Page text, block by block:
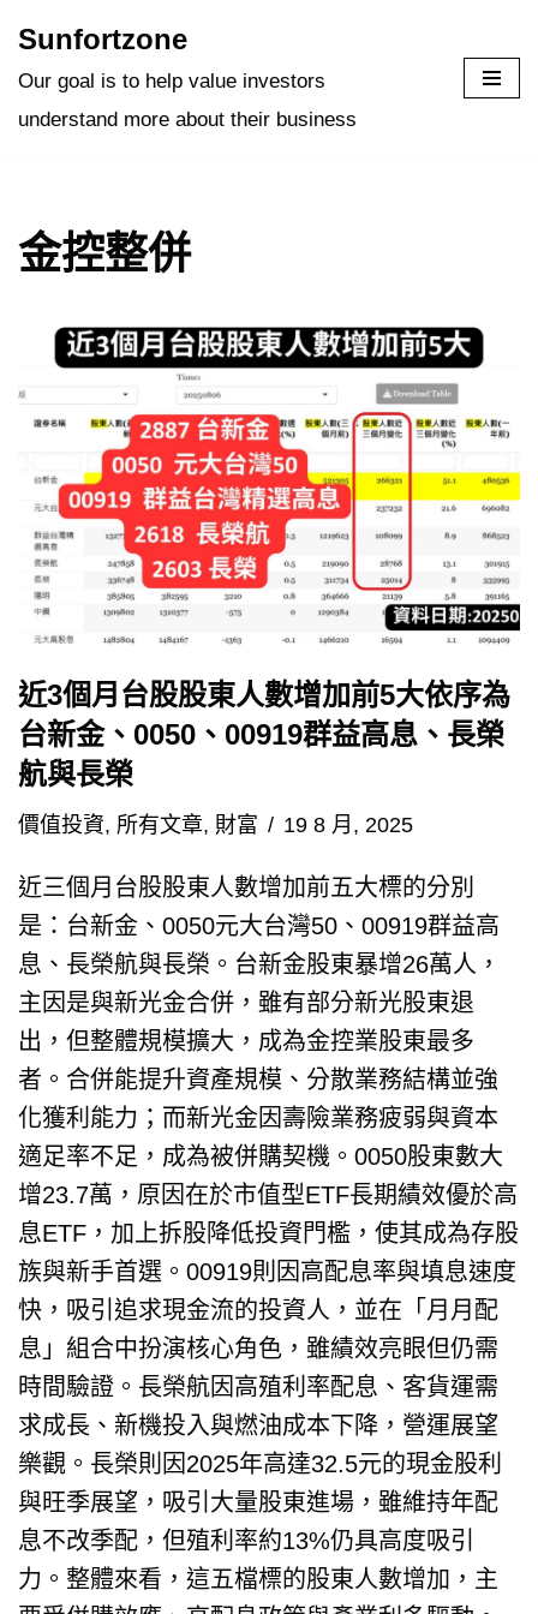
Skip
Sunfortzone
Our goal is to help value investors
understand more about their business
金控整併
近3個月台股股東人數增加前5大依序為
台新金、0050、00919群益高息、長榮
航與長榮
價值投資, 所有文章, 財富 19 8 月, 2025
近三個月台股股東人數增加前五大標的分別
是：台新金、0050元大台灣50、00919群益高
息、長榮航與長榮。台新金股東暴增26萬人，
主因是與新光金合併，雖有部分新光股東退
出，但整體規模擴大，成為金控業股東最多
者。合併能提升資產規模、分散業務結構並強
化獲利能力；而新光金因壽險業務疲弱與資本
適足率不足，成為被併購契機。0050股東數大
增23.7萬，原因在於市值型ETF長期績效優於高
息ETF，加上拆股降低投資門檻，使其成為存股
族與新手首選。00919則因高配息率與填息速度
快，吸引追求現金流的投資人，並在「月月配
息」組合中扮演核心角色，雖績效亮眼但仍需
時間驗證。長榮航因高殖利率配息、客貨運需
求成長、新機投入與燃油成本下降，營運展望
樂觀。長榮則因2025年高達32.5元的現金股利
與旺季展望，吸引大量股東進場，雖維持年配
息不改季配，但殖利率約13%仍具高度吸引
力。整體來看，這五檔標的股東人數增加，主